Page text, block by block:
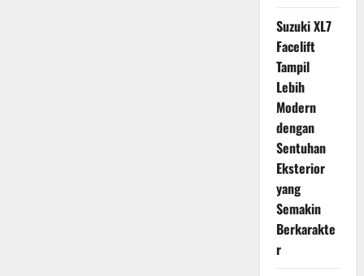
Suzuki XL7
Facelift
Tampil
Lebih
Modern
dengan
Sentuhan
Eksterior
yang
Semakin
Berkarakte
r